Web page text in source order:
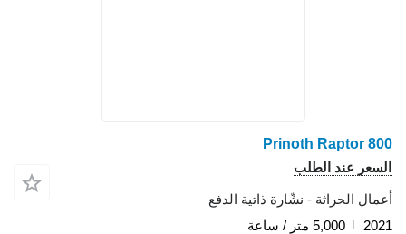
Prinoth Raptor 800
السعر عند الطلب
أعمال الحراثة - نشّارة ذاتية الدفع
2021
5,000 متر / ساعة